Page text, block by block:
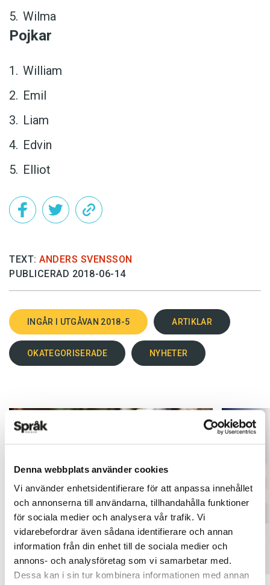
Denna webbplats använder cookies
Vi använder enhetsidentifierare för att anpassa innehållet
och annonserna till användarna, tillhandahålla funktioner
för sociala medier och analysera vår trafik. Vi
vidarebefordrar även sådana identifierare och annan
information från din enhet till de sociala medier och
annons- och analysföretag som vi samarbetar med.
Dessa kan i sin tur kombinera informationen med annan
Wilma
Pojkar
William
Emil
Liam
Edvin
Elliot
TEXT: ANDERS SVENSSON
PUBLICERAD 2018-06-14
INGÅR I UTGÅVAN 2018-5 ARTIKLAR
OKATEGORISERADE NYHETER
Inlärningen gynnas av gissningar Fler ser